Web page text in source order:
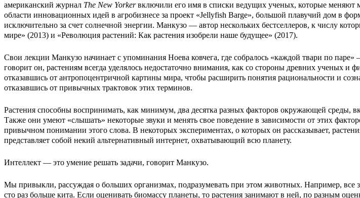
американский журнал The New Yorkerвключили его имя в списки ведущих ученых, которые меняют
области инновационных идей в агробизнесе за проект «Jellyfish Barge», большой плавучий дом в
исключительно за счет солнечной энергии. Манкузо — автор нескольких бестселлеров, к числу
мире» (2013) и «Революция растений: Как растения изобрели наше будущее» (2017).
Свои лекции Манкузо начинает с упоминания Ноева ковчега, где собралось «каждой твари по
говорит он, растениям всегда уделялось недостаточно внимания, как со стороны древних ученых и
отказавшись от антропоцентричной картины мира, чтобы расширить понятия рациональности и
отказавшись от привычных трактовок этих терминов.
Растения способны воспринимать, как минимум, два десятка разных факторов окружающей среды,
Также они умеют «слышать» некоторые звуки и менять свое поведение в зависимости от этих
привычном понимании этого слова. В некоторых экспериментах, о которых он рассказывает,
представляет собой некий альтернативный интернет, охватывающий всю планету.
Интеллект — это умение решать задачи, говорит Манкузо.
Мы привыкли, рассуждая о больших организмах, подразумевать при этом животных. Например,
сто раз больше кита. Если оценивать биомассу планеты, то растения занимают в ней, по разным